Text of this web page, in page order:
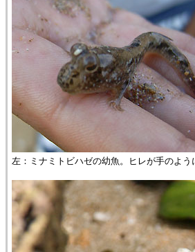
左：ミナミトビハゼの幼魚。ヒレが手のよう